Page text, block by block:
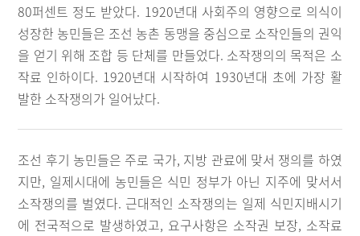
80퍼센트 정도 받았다. 1920년대 사회주의 영향으로 의식이
성장한 농민들은 조선 농촌 동맹을 중심으로 소작인들의 권익
을 얻기 위해 조합 등 단체를 만들었다. 소작쟁의의 목적은 소
작료 인하이다. 1920년대 시작하여 1930년대 초에 가장 활
발한 소작쟁의가 일어났다.
조선 후기 농민들은 주로 국가, 지방 관료에 맞서 쟁의를 하였
지만, 일제시대에 농민들은 식민 정부가 아닌 지주에 맞서서
소작쟁의를 벌였다. 근대적인 소작쟁의는 일제 식민지배시기
에 전국적으로 발생하였고, 요구사항은 소작권 보장, 소작료